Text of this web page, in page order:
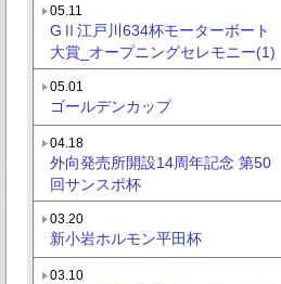
05.11
GⅡ江戸川634杯モーターボート
大賞_オープニングセレモニー(1)
05.01
ゴールデンカップ
04.18
外向発売所開設14周年記念 第50
回サンスポ杯
03.20
新小岩ホルモン平田杯
03.10